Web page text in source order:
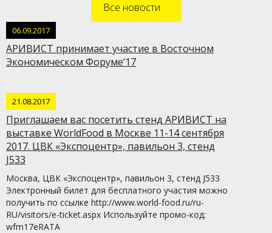
Все новости
06.09.2017
АРИВИСТ принимает участие в Восточном
Экономическом Форуме’17
21.08.2017
Приглашаем вас посетить стенд АРИВИСТ на
выставке WorldFood в Москве 11-14 сентября
2017. ЦВК «Экспоцентр», павильон 3, стенд
J533
Москва, ЦВК «Экспоцентр», павильон 3, стенд J533
Электронный билет для бесплатного участия можно
получить по ссылке http://www.world-food.ru/ru-
RU/visitors/e-ticket.aspx Используйте промо-код:
wfm17eRATA